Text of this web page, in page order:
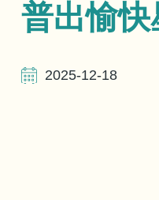
航
連
普出愉
2025-12-18